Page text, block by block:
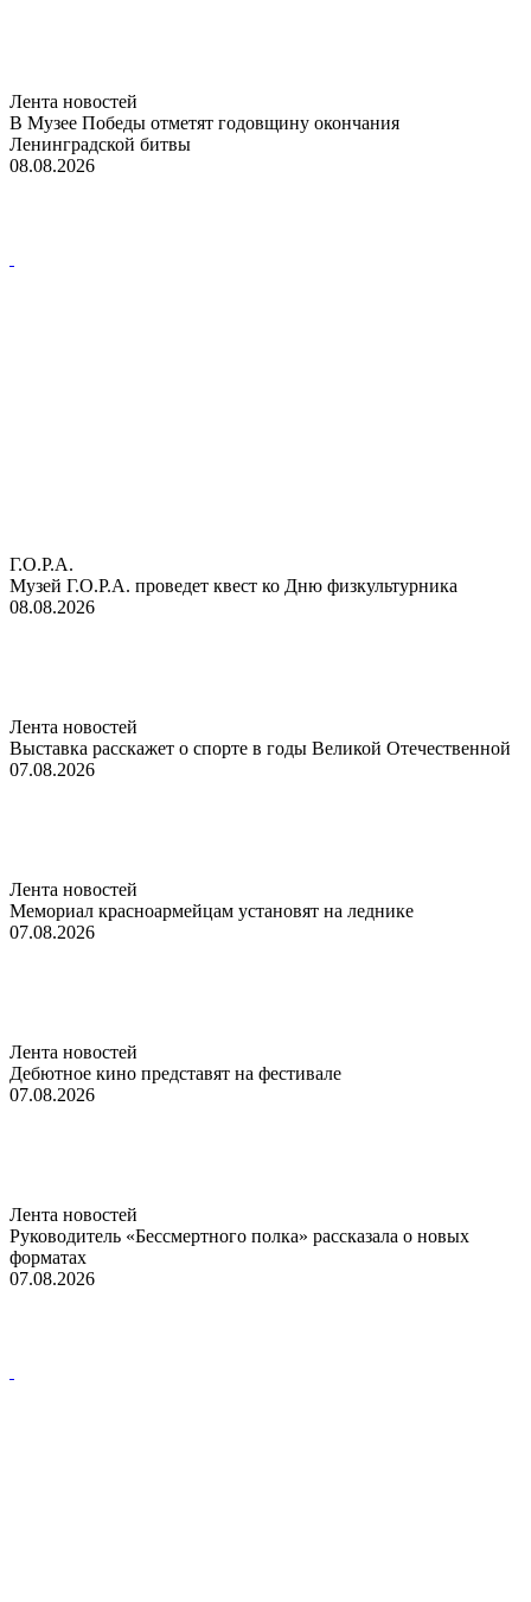
Лента новостей
В Музее Победы отметят годовщину окончания
Ленинградской битвы
08.08.2026
Г.О.Р.А.
Музей Г.О.Р.А. проведет квест ко Дню физкультурника
08.08.2026
Лента новостей
Выставка расскажет о спорте в годы Великой Отечественной
07.08.2026
Лента новостей
Мемориал красноармейцам установят на леднике
07.08.2026
Лента новостей
Дебютное кино представят на фестивале
07.08.2026
Лента новостей
Руководитель «Бессмертного полка» рассказала о новых
форматах
07.08.2026